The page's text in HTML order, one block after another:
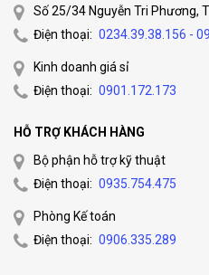
Số 25/34 Nguyễn Tri Phương,
Điện thoại: 0234.39.38.156 -
Kinh doanh giá sỉ
Điện thoại: 0901.172.173
HỖ TRỢ KHÁCH HÀNG
Bộ phận hỗ trợ kỹ thuật
Điện thoại: 0935.754.475
Phòng Kế toán
Điện thoại: 0906.335.289